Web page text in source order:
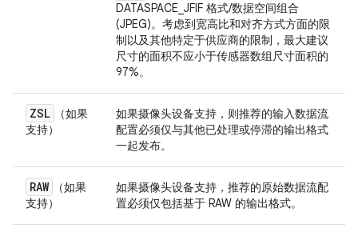
DATASPACE_JFIF 格式/数据空间组合
(JPEG)。考虑到宽高比和对齐方式方面的限
制以及其他特定于供应商的限制，最大建议
尺寸的面积不应小于传感器数组尺寸面积的
97%。
ZSL
（如果
支持）
如果摄像头设备支持，则推荐的输入数据流
配置必须仅与其他已处理或停滞的输出格式
一起发布。
RAW
（如果
支持）
如果摄像头设备支持，推荐的原始数据流配
置必须仅包括基于 RAW 的输出格式。